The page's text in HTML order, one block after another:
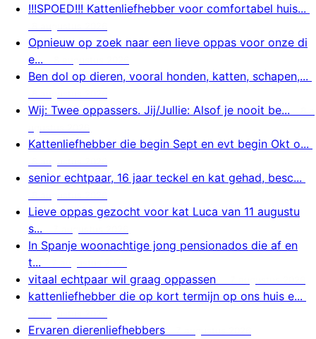
!!!SPOED!!! Kattenliefhebber voor comfortabel huis...
Opnieuw op zoek naar een lieve oppas voor onze di
e...
Ben dol op dieren, vooral honden, katten, schapen,...
Wij: Twee oppassers. Jij/Jullie: Alsof je nooit be...
Kattenliefhebber die begin Sept en evt begin Okt o...
senior echtpaar, 16 jaar teckel en kat gehad, besc...
Lieve oppas gezocht voor kat Luca van 11 augustu
s...
In Spanje woonachtige jong pensionados die af en
t...
vitaal echtpaar wil graag oppassen
kattenliefhebber die op kort termijn op ons huis e...
Ervaren dierenliefhebbers